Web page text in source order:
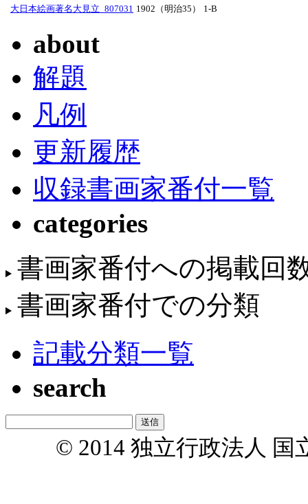
大日本絵画著名大見立_807031 1902（明治35） 1-B
about
解題
凡例
更新履歴
収録書画家番付一覧
categories
書画家番付への掲載回
書画家番付での分類
記載分類一覧
search
© 2014 独立行政法人 国